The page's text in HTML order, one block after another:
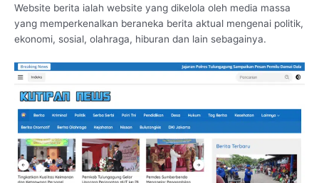
Website berita ialah website yang dikelola oleh media massa
yang memperkenalkan beraneka berita aktual mengenai politik,
ekonomi, sosial, olahraga, hiburan dan lain sebagainya.